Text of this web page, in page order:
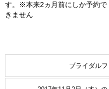
す。※本来2ヵ月前にしか予約で
きません
ブライダル